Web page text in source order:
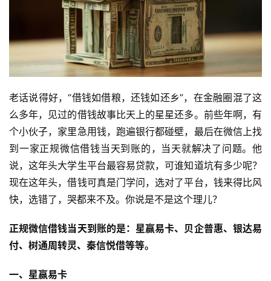
老话说得好，“借钱如借粮，还钱如还乡”，在金融圈混了这
么多年，见过的借钱故事比天上的星星还多。前些年啊，有
个小伙子，家里急用钱，跑遍银行都碰壁，最后在微信上找
到一家正规微信借钱当天到账的，当天就解决了问题。他
说，这年头大学生平台最容易贷款，可谁知道坑有多少呢？
现在这年头，借钱可真是门学问，选对了平台，钱来得比风
快，选错了，哭都来不及。你说是不是这个理儿？
正规微信借钱当天到账的是：星赢易卡、贝企普惠、银达易
付、树通周转灵、秦信悦借等等。
一、星赢易卡